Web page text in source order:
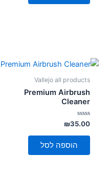
Vallejo all products
Premium Airbrush
Cleaner
דורג
0
מתוך
₪35.00
הוספה לסל